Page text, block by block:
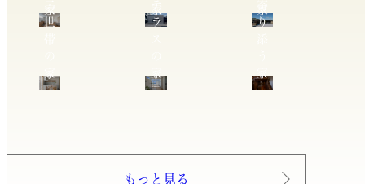
世
家
ラ
家
り
家
もっと見る